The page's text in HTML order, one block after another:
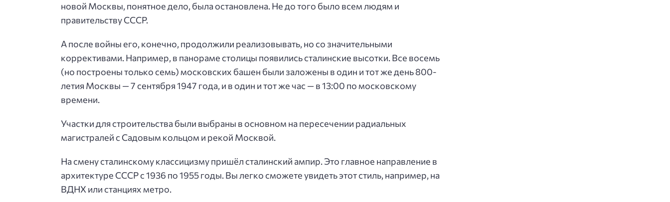
новой Москвы, понятное дело, была остановлена. Не до того было всем людям и
правительству СССР.
А после войны его, конечно, продолжили реализовывать, но со значительными
коррективами. Например, в панораме столицы появились сталинские высотки. Все восемь
(но построены только семь) московских башен были заложены в один и тот же день 800-
летия Москвы — 7 сентября 1947 года, и в один и тот же час — в 13:00 по московскому
времени.
Участки для строительства были выбраны в основном на пересечении радиальных
магистралей с Садовым кольцом и рекой Москвой.
На смену сталинскому классицизму пришёл сталинский ампир. Это главное направление в
архитектуре СССР с 1936 по 1955 годы. Вы легко сможете увидеть этот стиль, например, на
ВДНХ или станциях метро.